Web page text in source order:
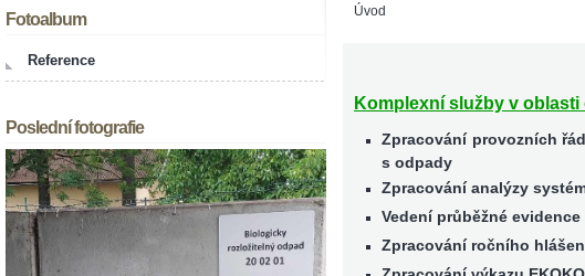
Úvod
Komplexní služby v
Zpracování provozních
s odpady
Zpracování analýzy
Vedení průběžné
Zpracování ročního
Fotoalbum
Reference
Poslední fotografie